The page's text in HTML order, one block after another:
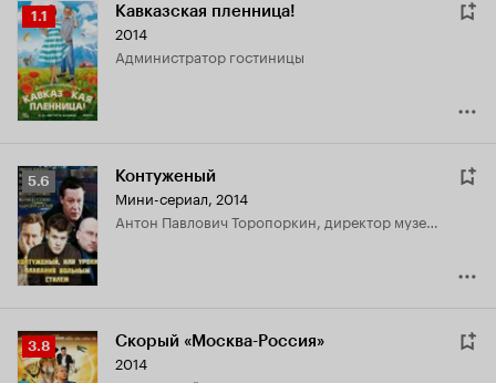
Рейтинг
Кинопоиска
1.1
1.1 Кавказская пленница!
2014
администратор гостиницы
Рейтинг
Кинопоиска
5.6
5.6 Контуженый
Мини-сериал, 2014
Антон Павлович Торопоркин, директор музея, краевед
Рейтинг
Кинопоиска
3.8 Скорый «Москва-Россия»
2014